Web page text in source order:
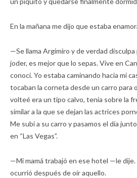
En la mañana me dijo que estaba
—Se llama Argimiro y de verdad
joder, es mejor que lo sepas. Vive en
conocí. Yo estaba caminando hacia mi
tocaban la corneta desde un carro para
volteé era un tipo calvo, tenía sobre la
similar a la que se dejan las actrices
Me subí a su carro y pasamos el día
en “Las Vegas”.
—Mi mamá trabajó en ese hotel —le dije.
ocurrió después de oír aquello.